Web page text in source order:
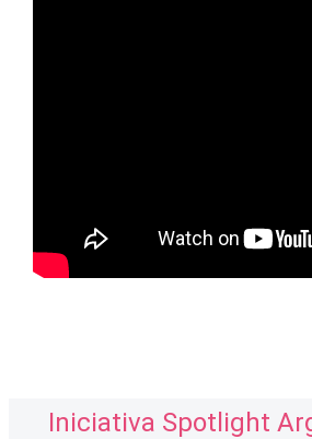
Iniciativa Spotlight